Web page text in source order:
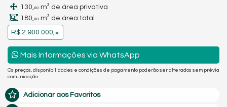
130,00 m² de área privativa
180,00 m² de área total
R$ 2.900.000,00
Mais Informações via WhatsApp
Os preços, disponibilidades e condições de pagamento poderão ser alterados sem prévia
comunicação.
Adicionar aos Favoritos